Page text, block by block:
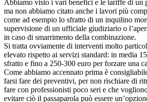
Abbiamo visto i vari benefici e le tariffe di un
ma non abbiamo citato anche i lavori più
come ad esempio lo sfratto di un inquilino
supervisione di un ufficiale giudiziario o
in caso di smarrimento della combinazione.
Si tratta ovviamente di interventi molto
elevato rispetto ai servizi standard: in media
sfratto e fino a 250-300 euro per forzare una
Come abbiamo accennato prima è
farsi fare dei preventivi, per non rischiare di
fare con professionisti poco seri e che
evitare ciò il passaparola può essere